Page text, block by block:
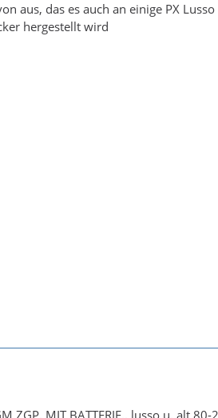
aus, das es auch an einige PX
hergestellt wird
ZGP, MIT BATTERIE.. lusso u. alt 80-